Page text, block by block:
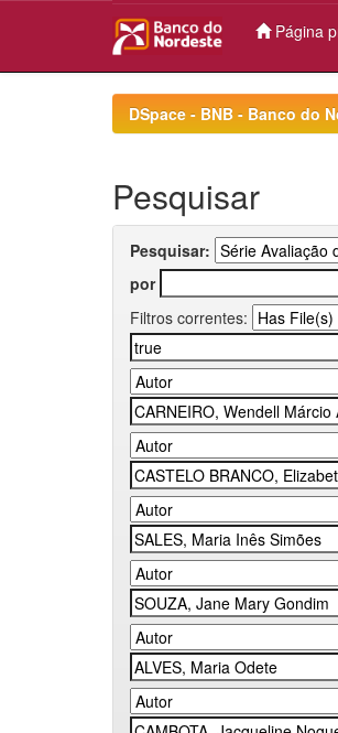
Página
DSpace - BNB - Banco do
Pesquisar
Pesquisar:
por
Filtros correntes: